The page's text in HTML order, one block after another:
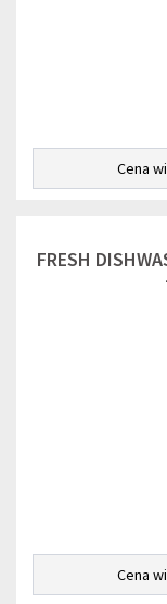
Cena
FRESH
Cena